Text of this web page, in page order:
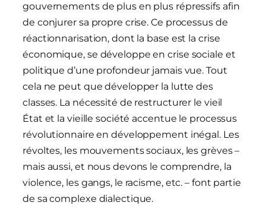
gouvernements de plus en plus répressifs afin
de conjurer sa propre crise. Ce processus de
réactionnarisation, dont la base est la crise
économique, se développe en crise sociale et
politique d’une profondeur jamais vue. Tout
cela ne peut que développer la lutte des
classes. La nécessité de restructurer le vieil
État et la vieille société accentue le processus
révolutionnaire en développement inégal. Les
révoltes, les mouvements sociaux, les grèves –
mais aussi, et nous devons le comprendre, la
violence, les gangs, le racisme, etc. – font partie
de sa complexe dialectique.